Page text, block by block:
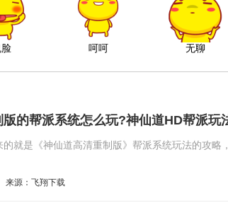
脸 呵呵 无聊
的帮派系统怎么玩?神仙道HD帮派玩
就是《神仙道高清重制版》帮派系统玩法的攻略
来源：飞翔下载